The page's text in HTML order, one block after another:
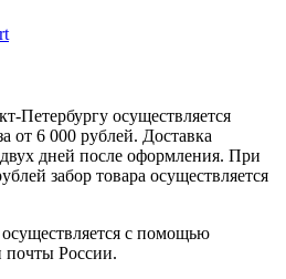
Петербургу осуществляется
от 6 000 рублей. Доставка
дней после оформления. При
забор товара осуществляется
с помощью
почты России.